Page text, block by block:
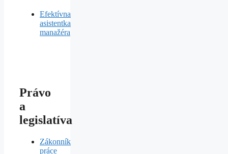
Efektívna
asistentka
manažéra
Právo
a
legislatíva
Zákonník
práce